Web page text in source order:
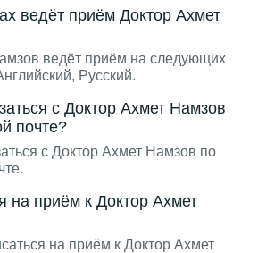
ведёт приём Доктор Ахмет
ведёт приём на следующих
Русский.
с Доктор Ахмет Намзов
почте?
с Доктор Ахмет Намзов по
на приём к Доктор Ахмет
на приём к Доктор Ахмет